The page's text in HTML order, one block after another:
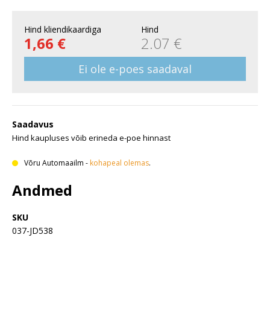
Hind kliendikaardiga
1,66 €
Hind
2.07 €
Ei ole e-poes saadaval
Saadavus
Hind kaupluses võib erineda e-poe hinnast
Võru Automaailm - kohapeal olemas.
Andmed
SKU
037-JD538